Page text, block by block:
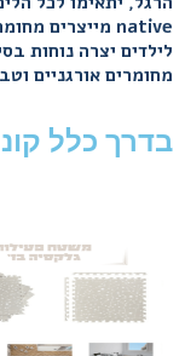
לילדים יצרה נוחות
מחומרים אורגניים
בדרך כלל